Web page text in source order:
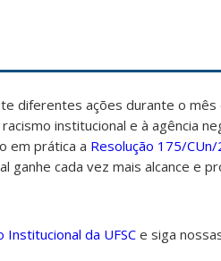
diferentes ações durante o mês
institucional e à agência
em prática a Resolução 175/
ganhe cada vez mais alcance e
da UFSC e siga